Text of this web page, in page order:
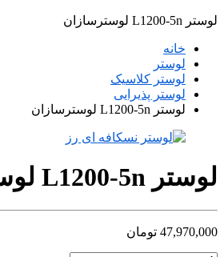
لوستر L1200-5n لوسترسازان
خانه
لوستر
لوستر کلاسیک
لوستر پذیرایی
لوستر L1200-5n لوسترسازان
لوستر L1200-5n لوسترسازان
47,970,000 تومان